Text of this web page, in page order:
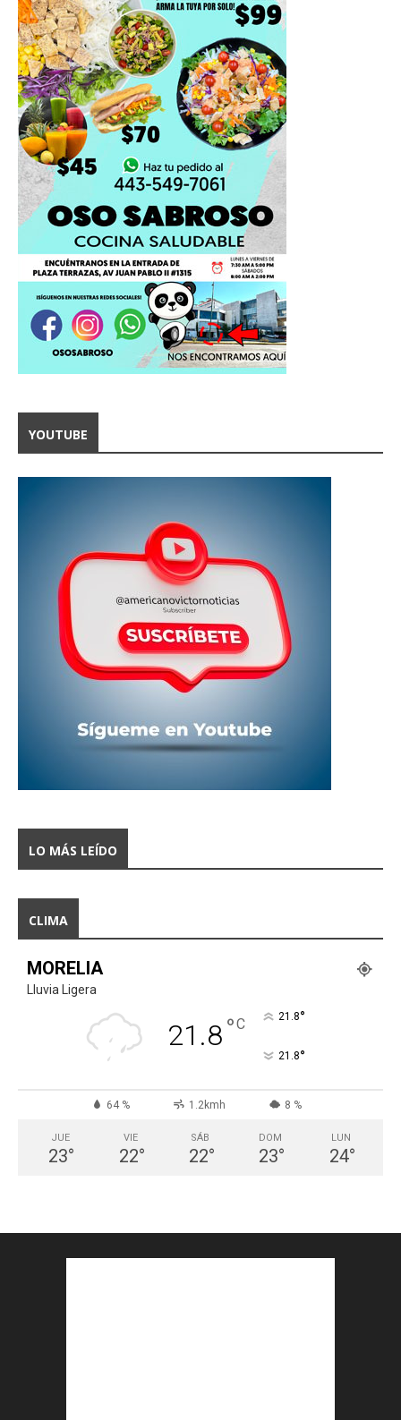
YOUTUBE
LO MÁS LEÍDO
CLIMA
MORELIA
Lluvia Ligera
21.8°C 21.8°
21.8°
64 % 1.2kmh 8 %
JUE
23°
VIE
22°
SÁB
22°
DOM
23°
LUN
24°